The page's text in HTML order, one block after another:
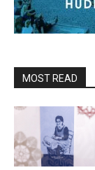
MOST READ